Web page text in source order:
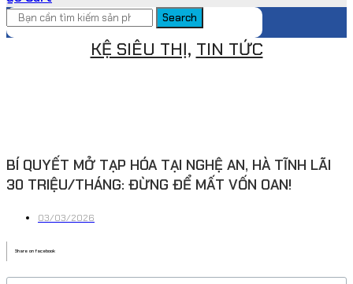
Search
KỆ SIÊU THỊ, TIN TỨC
BÍ QUYẾT MỞ TẠP HÓA TẠI NGHỆ AN, HÀ TĨNH LÃI
30 TRIỆU/THÁNG: ĐỪNG ĐỂ MẤT VỐN OAN!
03/03/2026
Share on facebook